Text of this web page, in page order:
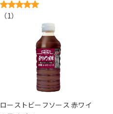
（1）
ローストビーフソース 赤ワイ